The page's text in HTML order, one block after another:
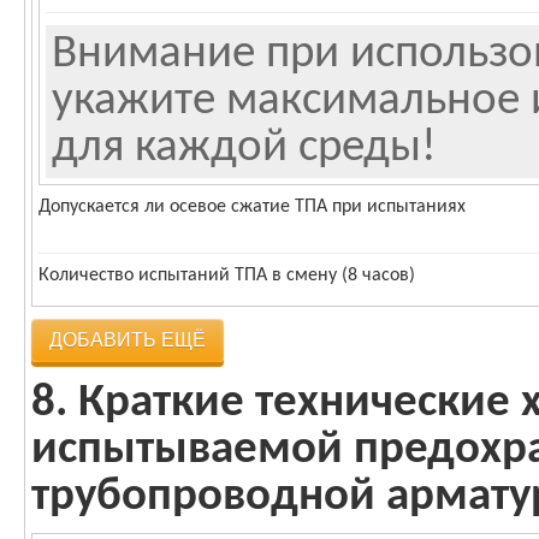
Внимание при
укажите максимальное
для каждой среды!
Допускается ли осевое сжатие ТПА при испытаниях
Количество испытаний ТПА в смену (8 часов)
ДОБАВИТЬ ЕЩЁ
8. Краткие технические
испытываемой
трубопроводной